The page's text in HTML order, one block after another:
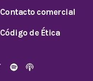
Contacto comercial
Código de Ética